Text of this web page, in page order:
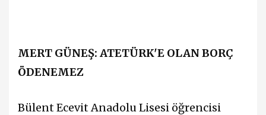
MERT GÜNEŞ: ATETÜRK'E OLAN BORÇ
ÖDENEMEZ
Bülent Ecevit Anadolu Lisesi öğrencisi